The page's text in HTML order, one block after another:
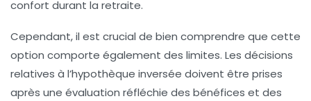
confort durant la retraite.
Cependant, il est crucial de bien comprendre que cette
option comporte également des limites. Les décisions
relatives à l’hypothèque inversée doivent être prises
après une évaluation réfléchie des bénéfices et des